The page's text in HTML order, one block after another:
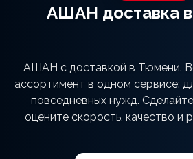
АШАН доставка
АШАН с доставкой в Тюмени.
ассортимент в одном сервисе:
повседневных нужд.
оцените скорость, качество и